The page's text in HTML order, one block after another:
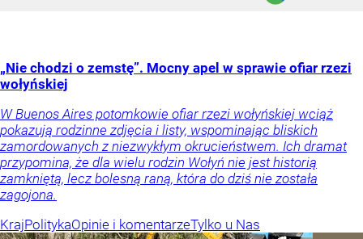
„Nie chodzi o zemstę”. Mocny apel w sprawie ofiar rzezi
wołyńskiej
W Buenos Aires potomkowie ofiar rzezi wołyńskiej wciąż
pokazują rodzinne zdjęcia i listy, wspominając bliskich
zamordowanych z niezwykłym okrucieństwem. Ich dramat
przypomina, że dla wielu rodzin Wołyń nie jest historią
zamkniętą, lecz bolesną raną, która do dziś nie została
zagojona.
KrajPolitykaOpinie i komentarzeTylko u Nas